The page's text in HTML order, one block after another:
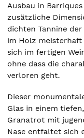
Ausbau in
zusätzliche
dichten Tannine
im Holz
sich im fertigen
ohne dass die
verloren geht.
Dieser
Glas in einem
Granatrot mit
Nase entfaltet sich